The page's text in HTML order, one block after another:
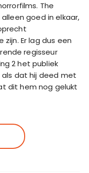
The
goed in elkaar,
Er lag dus een
regisseur
2 het publiek
dat hij deed met
dit hem nog gelukt